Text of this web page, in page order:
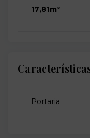
17,81m²
Portaria